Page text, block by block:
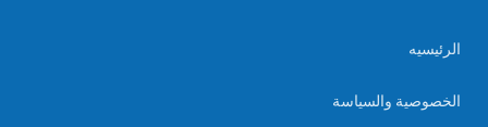
الرئيسيه
الخصوصية والسياسة